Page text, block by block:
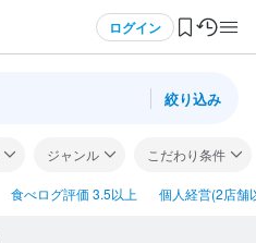
ログイン
絞り込み
ジャンル こだわり条件
食べログ評価 3.5以上 個人経営(2店舗